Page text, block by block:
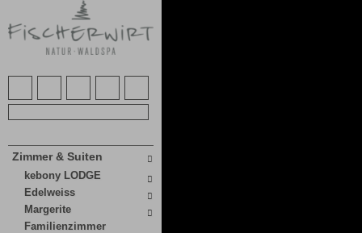
Zimmer & Suiten
kebony LODGE
Edelweiss
Margerite
Familienzimmer